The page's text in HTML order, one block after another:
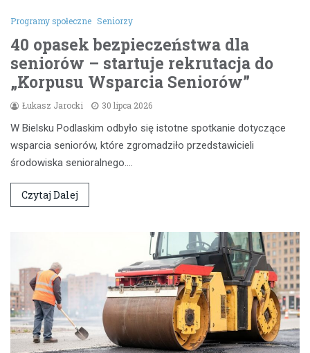
Programy społeczne Seniorzy
40 opasek bezpieczeństwa dla
seniorów – startuje rekrutacja do
„Korpusu Wsparcia Seniorów”
Łukasz Jarocki 30 lipca 2026
W Bielsku Podlaskim odbyło się istotne spotkanie dotyczące
wsparcia seniorów, które zgromadziło przedstawicieli
środowiska senioralnego.…
Czytaj Dalej